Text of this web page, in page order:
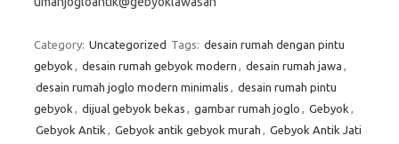
Category: Uncategorized Tags: desain rumah dengan pintu
gebyok , desain rumah gebyok modern , desain rumah jawa ,
desain rumah joglo modern minimalis , desain rumah pintu
gebyok , dijual gebyok bekas , gambar rumah joglo , Gebyok ,
Gebyok Antik , Gebyok antik gebyok murah , Gebyok Antik Jati